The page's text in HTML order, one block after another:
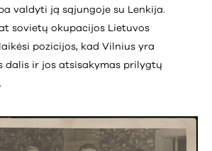
valdyti ją sąjungoje su Lenkija.
sovietų okupacijos Lietuvos
pozicijos, kad Vilnius yra
dalis ir jos atsisakymas prilygtų